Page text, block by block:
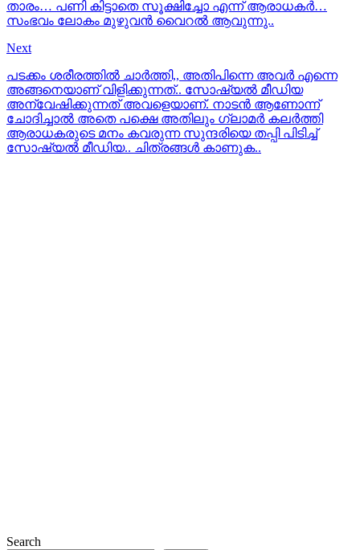
താരം… പണി കിട്ടാതെ സൂക്ഷിച്ചോ എന്ന് ആരാധകര്‍…
സംഭവം ലോകം മുഴുവന്‍ വൈറല്‍ ആവുന്നു..
Next
പടക്കം ശരീരത്തില്‍ ചാര്‍ത്തി,, അതിപിന്നെ അവര്‍ എന്നെ
അങ്ങനെയാണ് വിളിക്കുന്നത്.. സോഷ്യല്‍ മീഡിയ
അന്വേഷിക്കുന്നത് അവളെയാണ്. നാടന്‍ ആണോന്ന്
ചോദിച്ചാല്‍ അതെ പക്ഷെ അതിലും ഗ്ലാമര്‍ കലര്‍ത്തി
ആരാധകരുടെ മനം കവരുന്ന സുന്ദരിയെ തപ്പി പിടിച്ച്
സോഷ്യല്‍ മീഡിയ.. ചിത്രങ്ങള്‍ കാണുക..
Search